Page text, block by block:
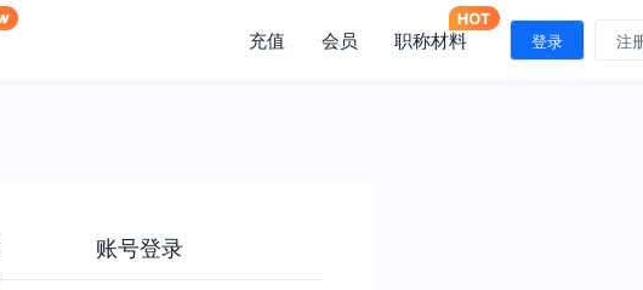
充值 会员 职称材料 登录 注
账号登录